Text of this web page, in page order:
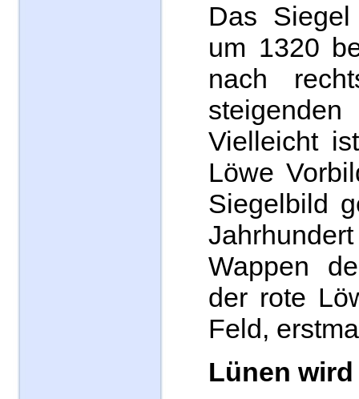
Das
um 1320
nach
Vielleicht
Löwe
Siegelbild
Wappen
der rote
Feld,
Lünen